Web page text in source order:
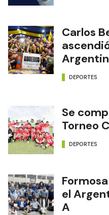
Carlos
DEPORTES
Se
Torneo
DEPORTES
el
A